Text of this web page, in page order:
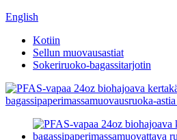
English
Kotiin
Sellun muovausastiat
Sokeriruoko-bagassitarjotin